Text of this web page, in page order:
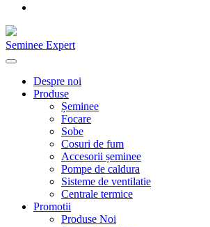
Seminee Expert
Despre noi
Produse
Șeminee
Focare
Sobe
Cosuri de fum
Accesorii șeminee
Pompe de caldura
Sisteme de ventilatie
Centrale termice
Promotii
Produse Noi